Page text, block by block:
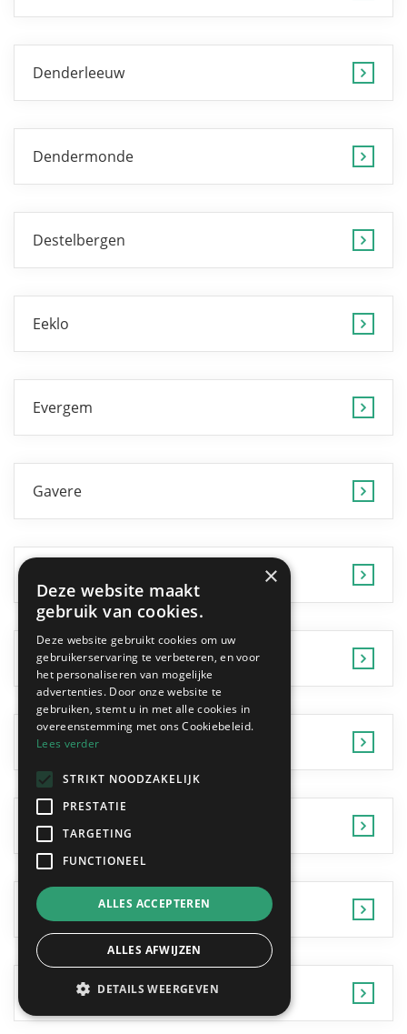
Denderleeuw
Dendermonde
Destelbergen
Eeklo
Evergem
Gavere
Geraardsbergen
Haaltert
Hamme
Herzele
Kaprijke
×
Deze website maakt
gebruik van cookies.
Deze website gebruikt cookies om uw
gebruikerservaring te verbeteren, en voor
het personaliseren van mogelijke
advertenties. Door onze website te
gebruiken, stemt u in met alle cookies in
overeenstemming met ons Cookiebeleid.
Lees verder
STRIKT NOODZAKELIJK
PRESTATIE
TARGETING
FUNCTIONEEL
ALLES ACCEPTEREN
ALLES AFWIJZEN
DETAILS WEERGEVEN